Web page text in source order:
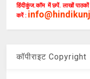
हिंदीकुंज.कॉम में छपें. लाखों
करें :
कॉपीराइट Copyright